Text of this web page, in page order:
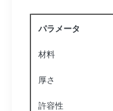
パラメータ
材料
厚さ
許容性